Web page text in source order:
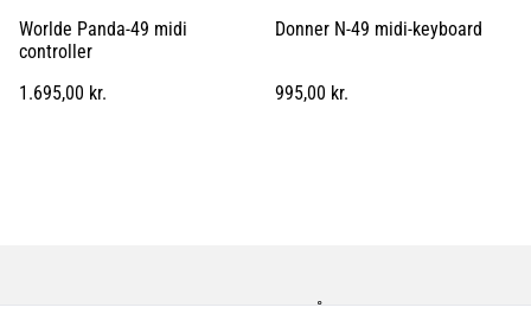
Worlde Panda-49 midi
controller
1.695,00 kr.
Donner N-49 midi-keyboard
995,00 kr.
Kontakt os
Åbningstider